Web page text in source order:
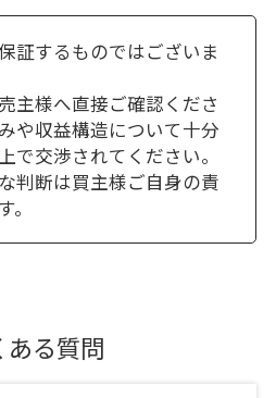
証するものではございま
主様へ直接ご確認くださ
や収益構造について十分
で交渉されてください。
判断は買主様ご自身の責
ある質問